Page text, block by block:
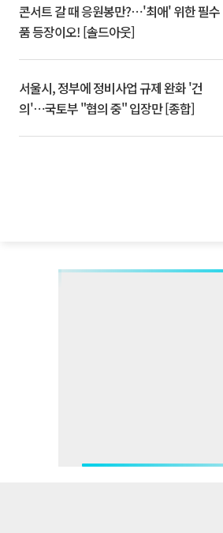
콘서트 갈 때 응원봉만?⋯'최애' 위한 필수
품 등장이오! [솔드아웃]
서울시, 정부에 정비사업 규제 완화 '건
의'⋯국토부 "협의 중" 입장만 [종합]